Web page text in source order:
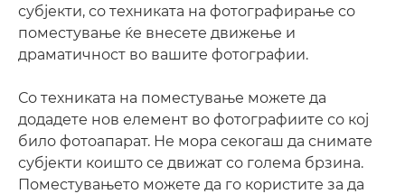
субјекти, со техниката на фотографирање со
поместување ќе внесете движење и
драматичност во вашите фотографии.
Со техниката на поместување можете да
додадете нов елемент во фотографиите со кој
било фотоапарат. Не мора секогаш да снимате
субјекти коишто се движат со голема брзина.
Поместувањето можете да го користите за да